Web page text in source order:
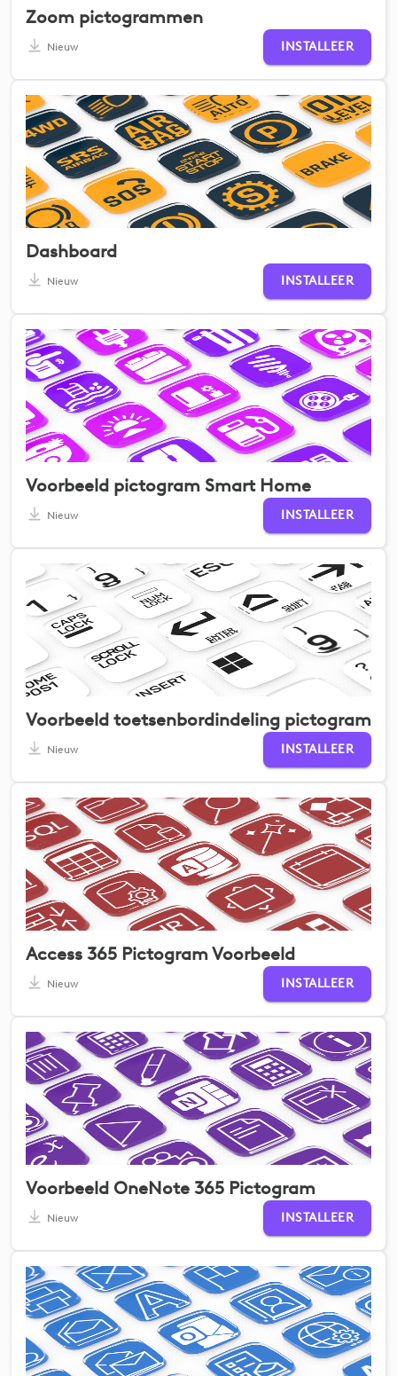
Zoom pictogrammen
Nieuw INSTALLEER
Dashboard
Nieuw INSTALLEER
Voorbeeld pictogram Smart Home
Nieuw INSTALLEER
Voorbeeld toetsenbordindeling pictogram
Nieuw INSTALLEER
Access 365 Pictogram Voorbeeld
Nieuw INSTALLEER
Voorbeeld OneNote 365 Pictogram
Nieuw INSTALLEER